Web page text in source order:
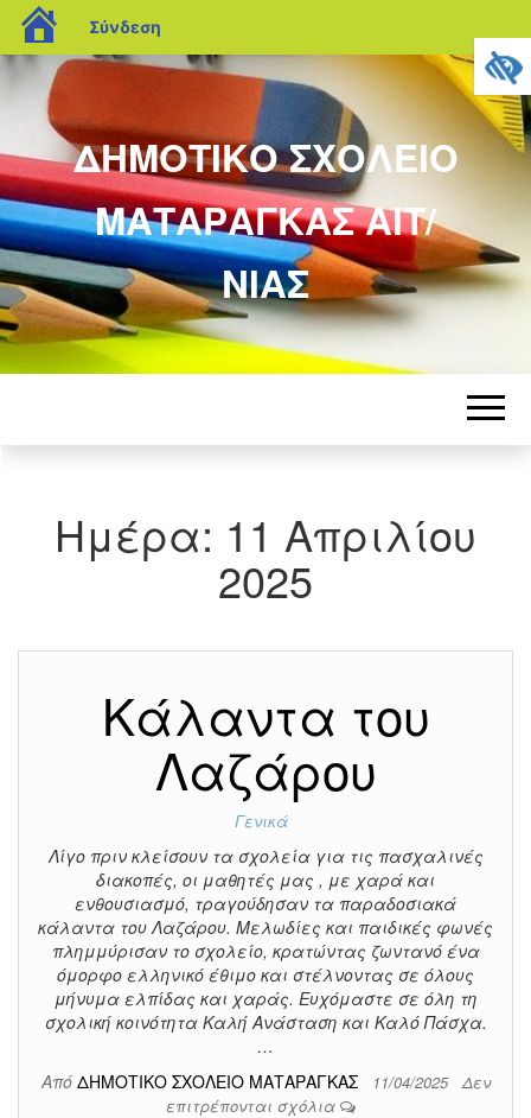
blogs.sch.gr
Σύνδεση
ΔΗΜΟΤΙΚΟ ΣΧΟΛΕΙΟ
ΜΑΤΑΡΑΓΚΑΣ ΑΙΤ/
ΝΙΑΣ
Ημέρα: 11 Απριλίου
2025
Κάλαντα του
Λαζάρου
Γενικά
Λίγο πριν κλείσουν τα σχολεία για τις πασχαλινές
διακοπές, οι μαθητές μας , με χαρά και
ενθουσιασμό, τραγούδησαν τα παραδοσιακά
κάλαντα του Λαζάρου. Μελωδίες και παιδικές φωνές
πλημμύρισαν το σχολείο, κρατώντας ζωντανό ένα
όμορφο ελληνικό έθιμο και στέλνοντας σε όλους
μήνυμα ελπίδας και χαράς. Ευχόμαστε σε όλη τη
σχολική κοινότητα Καλή Ανάσταση και Καλό Πάσχα.
…
Από ΔΗΜΟΤΙΚΟ ΣΧΟΛΕΙΟ ΜΑΤΑΡΑΓΚΑΣ 11/04/2025 Δεν
επιτρέπονται σχόλια